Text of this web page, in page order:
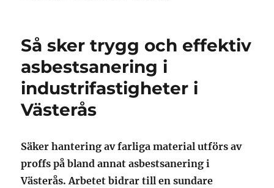
Så sker trygg och effektiv
asbestsanering i
industrifastigheter i
Västerås
Säker hantering av farliga material utförs av
proffs på bland annat asbestsanering i
Västerås. Arbetet bidrar till en sundare